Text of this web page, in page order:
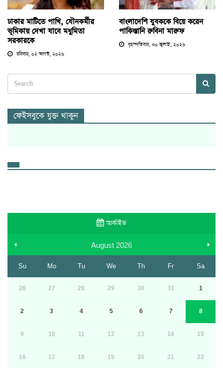
ঢাকার মাটিতে পাখি, যৌনকর্মীর
ভূমিকায় দেখা যাবে মধুমিতা
সরকারকে
রবিবার, ০২ আগস্ট, ২০২৬
বাংলাদেশি যুবককে বিয়ে করেন
পাকিস্তানি রুবিনা মারুফ
বৃহস্পতিবার, ৩০ জুলাই, ২০২৬
ফেইসবুকে যুক্ত থাকুন
আর্কাইভ
August 2026
Su Mo Tu We Th Fr Sa
26 27 28 29 30 31 1
2 3 4 5 6 7 8
9 10 11 12 13 14 15
16 17 18 19 20 21 22